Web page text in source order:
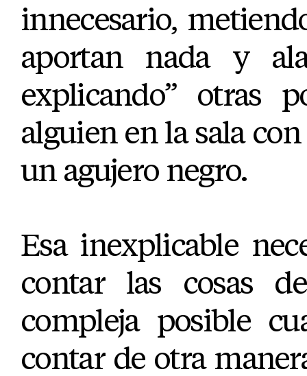
innecesario,
aportan nada y
explicando” otras
alguien en la sala
un agujero negro.
Esa inexplicable
contar las cosas
compleja posible
contar de otra